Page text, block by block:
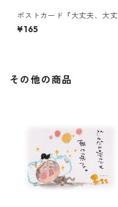
ポストカード『大丈夫、大丈
夫。その涙は、たからも
の。』
¥165
その他の商品